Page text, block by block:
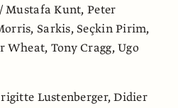
Mustafa Kunt, Peter
Sarkis, Seçkin Pirim,
Tony Cragg, Ugo
Lustenberger, Didier